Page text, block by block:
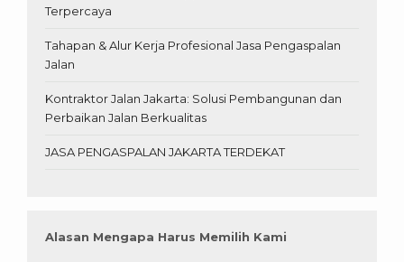
Terpercaya
Tahapan & Alur Kerja Profesional Jasa Pengaspalan
Jalan
Kontraktor Jalan Jakarta: Solusi Pembangunan dan
Perbaikan Jalan Berkualitas
JASA PENGASPALAN JAKARTA TERDEKAT
Alasan Mengapa Harus Memilih Kami